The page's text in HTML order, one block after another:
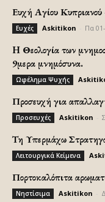
Ευχή Αγίου
Ευχές Askitikon Πα
H Θεολογία των
9μερα μνημόσυνα.
Ωφέλημα Ψυχής
Προσευχή για
Προσευχές Askitikon
Τη Υπερμάχω
Λειτουργικά Κείμενα
Πορτοκαλόπιτα
Νηστίσιμα Askitikon